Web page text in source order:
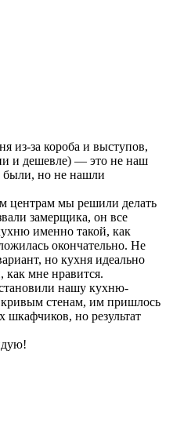
из-за короба и выступов,
и дешевле) — это не наш
были, но не нашли
центрам мы решили делать
замерщика, он все
именно такой, как
окончательно. Не
но кухня идеально
как мне нравится.
нашу кухню-
стенам, им пришлось
но результат